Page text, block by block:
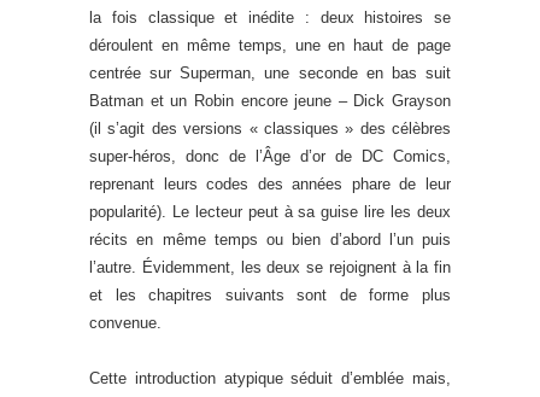
la fois classique et inédite : deux histoires se
déroulent en même temps, une en haut de page
centrée sur Superman, une seconde en bas suit
Batman et un Robin encore jeune – Dick Grayson
(il s’agit des versions « classiques » des célèbres
super-héros, donc de l’Âge d’or de DC Comics,
reprenant leurs codes des années phare de leur
popularité). Le lecteur peut à sa guise lire les deux
récits en même temps ou bien d’abord l’un puis
l’autre. Évidemment, les deux se rejoignent à la fin
et les chapitres suivants sont de forme plus
convenue.
Cette introduction atypique séduit d’emblée mais,